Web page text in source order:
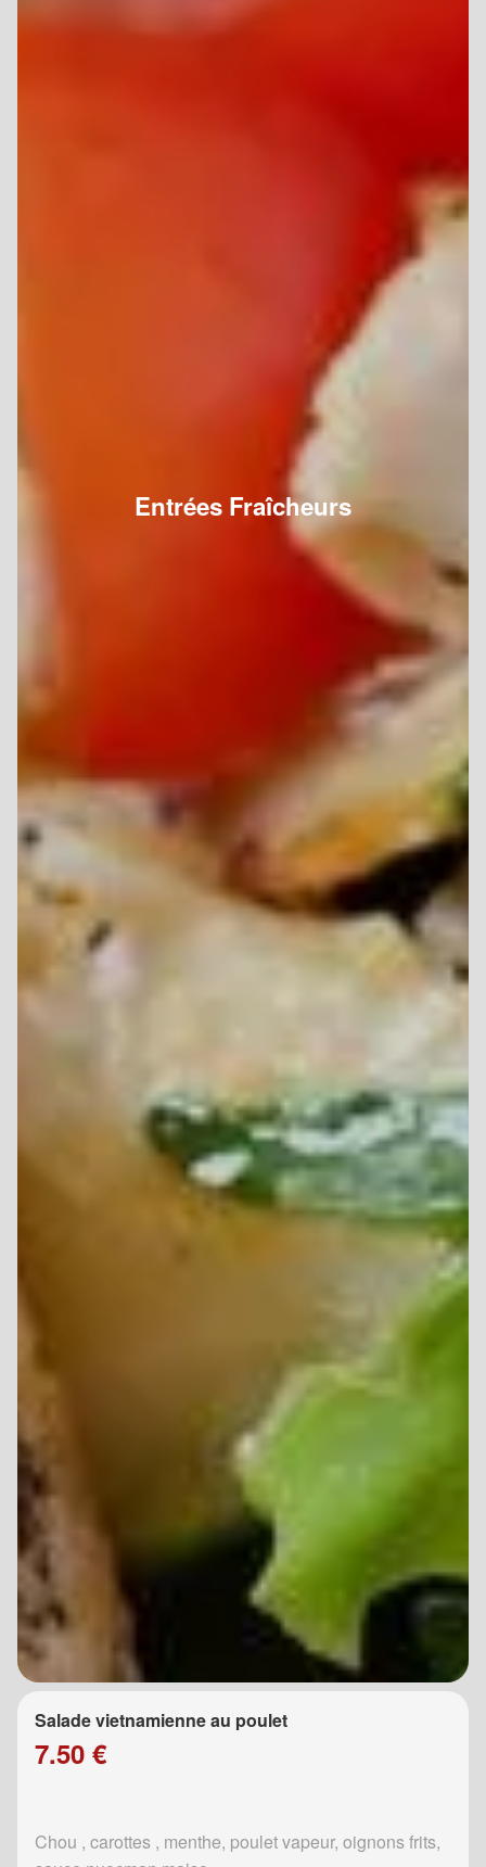
Entrées Fraîcheurs
Salade vietnamienne au poulet
7.50 €
Chou , carottes , menthe, poulet vapeur, oignons frits,